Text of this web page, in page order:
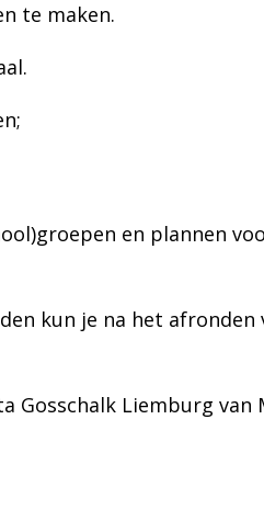
te maken.
en plannen
kun je na het afronden
Liemburg van